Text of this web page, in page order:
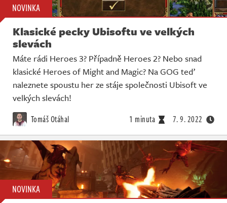
NOVINKA
Klasické pecky Ubisoftu ve velkých
slevách
Máte rádi Heroes 3? Případně Heroes 2? Nebo snad
klasické Heroes of Might and Magic? Na GOG teď
naleznete spoustu her ze stáje společnosti Ubisoft ve
velkých slevách!
Tomáš Otáhal 1 minuta 7. 9. 2022
NOVINKA